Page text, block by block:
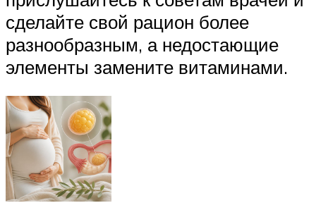
сделайте свой рацион более
разнообразным, а недостающие
элементы замените витаминами.